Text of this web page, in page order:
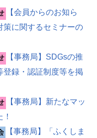
【会員からのお知ら
策に関するセミナーの
​【事務局】SDGsの推
登録・認証制度等を掲
【事務局】新たなマッ
【事務局】「ふくしま